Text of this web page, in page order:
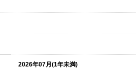
2026年07月(1年未満)